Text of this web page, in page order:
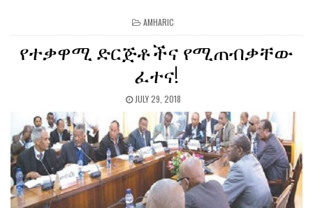
POSTED
IN
AMHARIC
የተቃዋሚ ድርጅቶችና የሚጠብቃቸው
ፈተና!
JULY 29, 2018